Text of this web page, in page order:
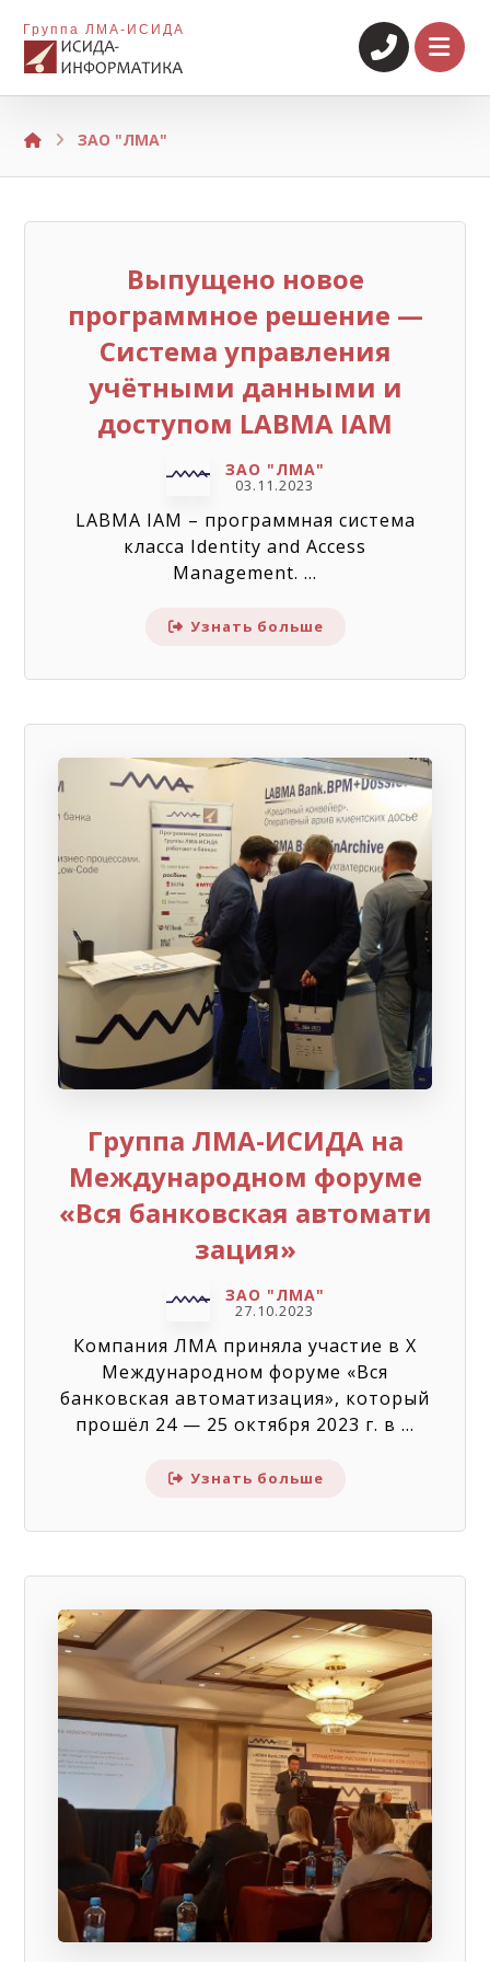
Группа ЛМА-ИСИДА
ЗАО "ЛМА"
Выпущено новое
программное решение —
Система управления
учётными данными и
доступом LABMA IAM
ЗАО "ЛМА"
03.11.2023
LABMA IAM – программная система
класса Identity and Access
Management. ...
Узнать больше
Группа ЛМА-ИСИДА на
Международном форуме
«Вся банковская автомати
зация»
ЗАО "ЛМА"
27.10.2023
Компания ЛМА приняла участие в X
Международном форуме «Вся
банковская автоматизация», который
прошёл 24 — 25 октября 2023 г. в ...
Узнать больше